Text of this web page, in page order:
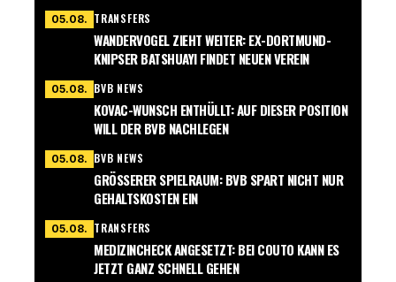
05.08. TRANSFERS
WANDERVOGEL ZIEHT WEITER: EX-DORTMUND-
KNIPSER BATSHUAYI FINDET NEUEN VEREIN
05.08. BVB NEWS
KOVAC-WUNSCH ENTHÜLLT: AUF DIESER POSITION
WILL DER BVB NACHLEGEN
05.08. BVB NEWS
GRÖSSERER SPIELRAUM: BVB SPART NICHT NUR G
EHALTSKOSTEN EIN
05.08. TRANSFERS
MEDIZINCHECK ANGESETZT: BEI COUTO KANN ES
JETZT GANZ SCHNELL GEHEN